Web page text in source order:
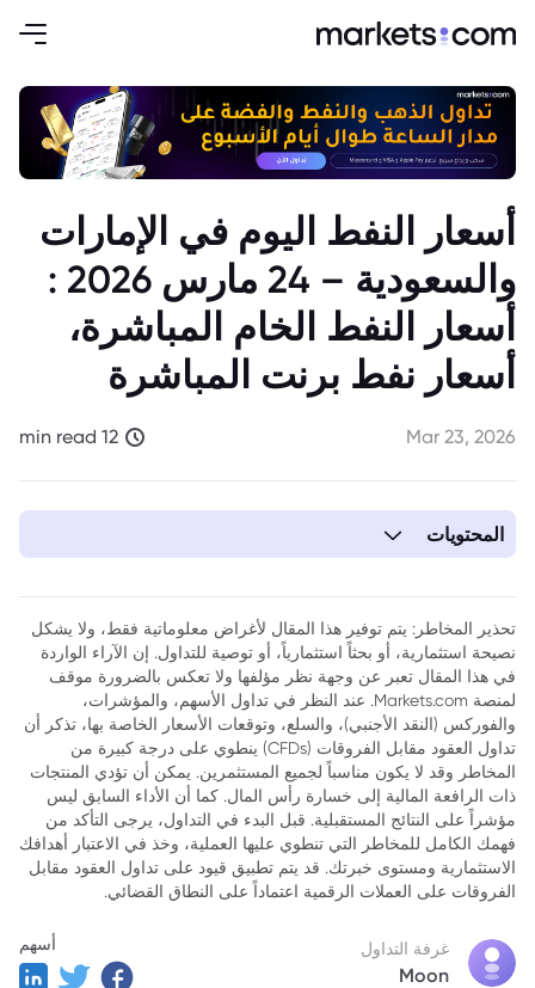
أسعار النفط اليوم في الإمارات
والسعودية – 24 مارس 2026 :
أسعار النفط الخام المباشرة،
أسعار نفط برنت المباشرة
Mar 23, 2026
12 min read
المحتويات
3. كيفية تداول النفط الخام عبر عقود الفروقات (CFDs) على منصة
Markets.com؟
تحذير المخاطر: يتم توفير هذا المقال لأغراض معلوماتية فقط، ولا يشكل
نصيحة استثمارية، أو بحثاً استثمارياً، أو توصية للتداول. إن الآراء الواردة
في هذا المقال تعبر عن وجهة نظر مؤلفها ولا تعكس بالضرورة موقف
لمنصة Markets.com. عند النظر في تداول الأسهم، والمؤشرات،
والفوركس (النقد الأجنبي)، والسلع، وتوقعات الأسعار الخاصة بها، تذكر أن
تداول العقود مقابل الفروقات (CFDs) ينطوي على درجة كبيرة من
المخاطر وقد لا يكون مناسباً لجميع المستثمرين. يمكن أن تؤدي المنتجات
ذات الرافعة المالية إلى خسارة رأس المال. كما أن الأداء السابق ليس
مؤشراً على النتائج المستقبلية. قبل البدء في التداول، يرجى التأكد من
فهمك الكامل للمخاطر التي تنطوي عليها العملية، وخذ في الاعتبار أهدافك
الاستثمارية ومستوى خبرتك. قد يتم تطبيق قيود على تداول العقود مقابل
الفروقات على العملات الرقمية اعتماداً على النطاق القضائي.
غرفة التداول
Moon
أسهم